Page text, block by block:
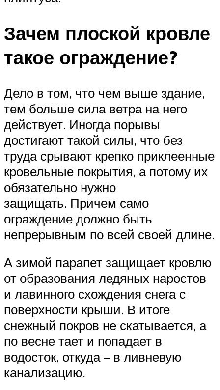
Зачем плоской кровле
такое ограждение?
Дело в том, что чем выше здание,
тем больше сила ветра на него
действует. Иногда порывы
достигают такой силы, что без
труда срывают крепко приклеенные
кровельные покрытия, а потому их
обязательно нужно
защищать. Причем само
ограждение должно быть
непрерывным по всей своей длине.
А зимой парапет защищает кровлю
от образования ледяных наростов
и лавинного схождения снега с
поверхности крыши. В итоге
снежный покров не скатывается, а
по весне тает и попадает в
водосток, откуда – в ливневую
канализацию.